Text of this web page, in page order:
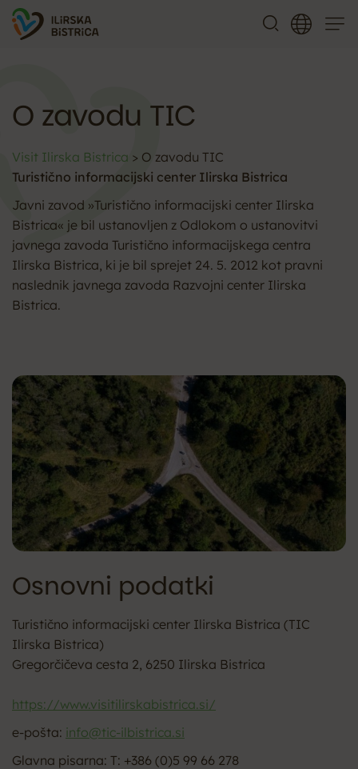
O zavodu TIC
Visit Ilirska Bistrica > O zavodu TIC
Turistično informacijski center Ilirska Bistrica
Javni zavod »Turistično informacijski center Ilirska
Bistrica« je bil ustanovljen z Odlokom o ustanovitvi
javnega zavoda Turistično informacijskega centra
Ilirska Bistrica, ki je bil sprejet 24. 5. 2012 kot pravni
naslednik javnega zavoda Razvojni center Ilirska
Bistrica.
Osnovni podatki
Turistično informacijski center Ilirska Bistrica (TIC
Ilirska Bistrica)
Gregorčičeva cesta 2, 6250 Ilirska Bistrica
https://www.visitilirskabistrica.si/
e-pošta: info@tic-ilbistrica.si
Glavna pisarna: T: +386 (0)5 99 66 278